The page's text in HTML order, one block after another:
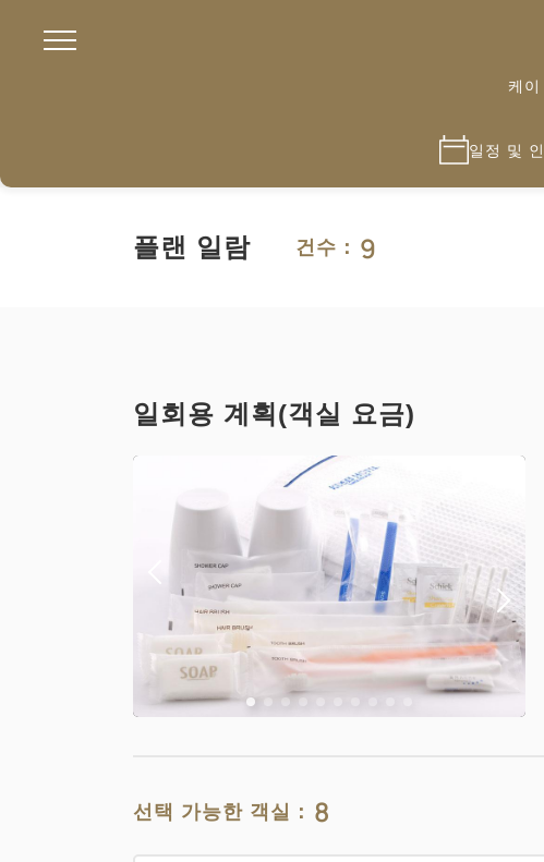
케
일정 및
플랜 일람 건수： 9
일회용 계획(객실 요금)
선택 가능한 객실： 8